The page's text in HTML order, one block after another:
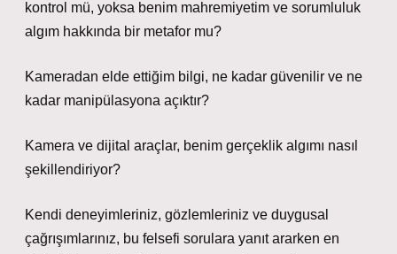
kontrol mü, yoksa benim mahremiyetim ve sorumluluk
algım hakkında bir metafor mu?
Kameradan elde ettiğim bilgi, ne kadar güvenilir ve ne
kadar manipülasyona açıktır?
Kamera ve dijital araçlar, benim gerçeklik algımı nasıl
şekillendiriyor?
Kendi deneyimleriniz, gözlemleriniz ve duygusal
çağrışımlarınız, bu felsefi sorulara yanıt ararken en